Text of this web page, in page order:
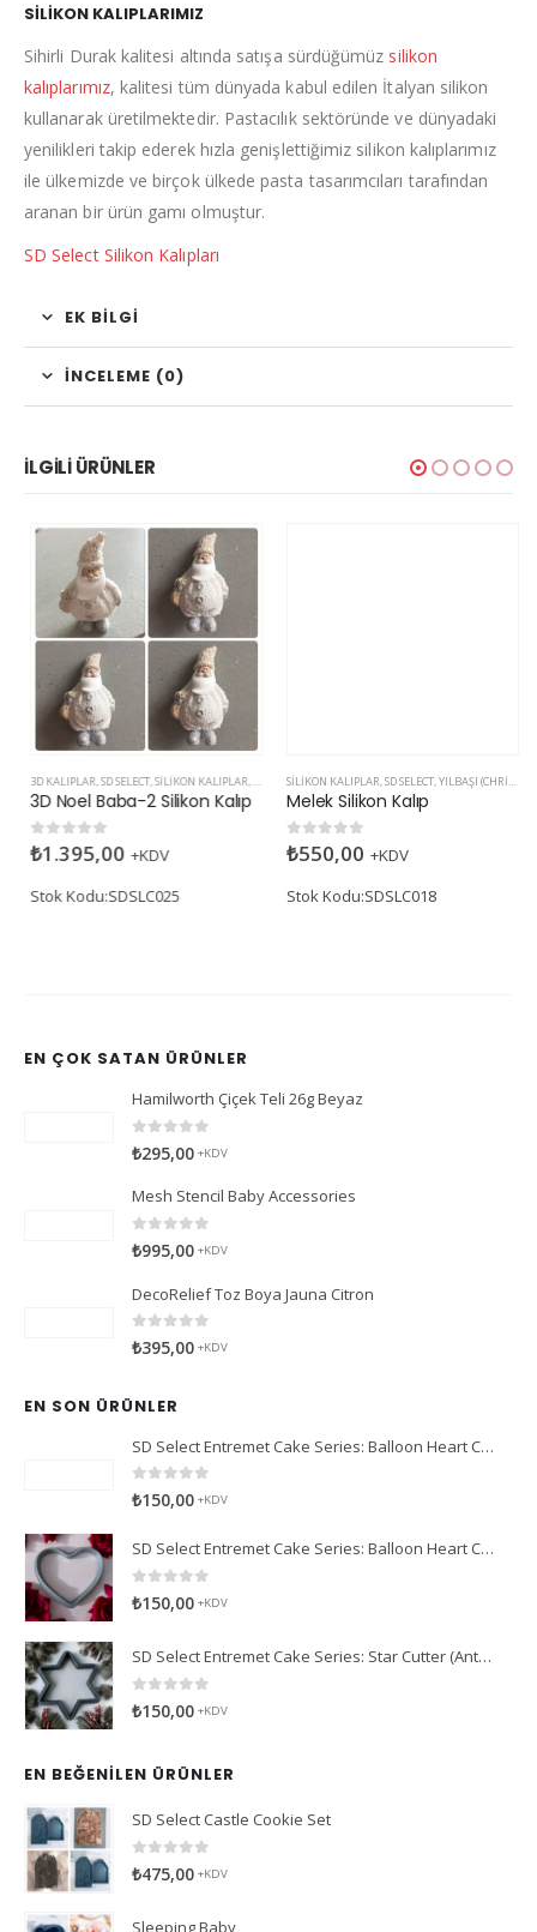
SİLİKON KALIPLARIMIZ
Sihirli Durak kalitesi altında satışa sürdüğümüz silikon
kalıplarımız, kalitesi tüm dünyada kabul edilen İtalyan silikon
kullanarak üretilmektedir. Pastacılık sektöründe ve dünyadaki
yenilikleri takip ederek hızla genişlettiğimiz silikon kalıplarımız
ile ülkemizde ve birçok ülkede pasta tasarımcıları tarafından
aranan bir ürün gamı olmuştur.
SD Select Silikon Kalıpları
EK BILGI
İNCELEME (0)
İLGILI ÜRÜNLER
3D KALIPLAR,SD SELECT,SILIKON KALIPLAR,YILBAŞI (CHRISTMAS)
3D Noel Baba-2 Silikon Kalıp
05 üzerinden
₺1.395,00 +KDV
Stok Kodu:SDSLC025
Stok Kodu:SDSLC018
EN ÇOK SATAN ÜRÜNLER
Hamilworth Çiçek Teli 26g Beyaz
0
₺295,00 +KDV
Mesh Stencil Baby Accessories
0 5 üzerinden
₺995,00 +KDV
DecoRelief Toz Boya Jauna Citron
05 üzerinden
₺395,00 +KDV
EN SON ÜRÜNLER
SD Select Entremet Cake Series: Balloon Heart Cutter Small Cutter (Antreme Pasta Serisi: Balon Kalp Kesici)
0 5 üzerinden
₺150,00 +KDV
SD Select Entremet Cake Series: Balloon Heart Cutter Cutter (Antreme Pasta Serisi: Balon Kalp Kesici)
0 5 üzerinden
₺150,00 +KDV
SD Select Entremet Cake Series: Star Cutter (Antreme Pasta Serisi: Yıldız Kesici)
0 5 üzerinden
₺150,00 +KDV
EN BEĞENILEN ÜRÜNLER
SD Select Castle Cookie Set
0
₺475,00 +KDV
Sleeping Baby